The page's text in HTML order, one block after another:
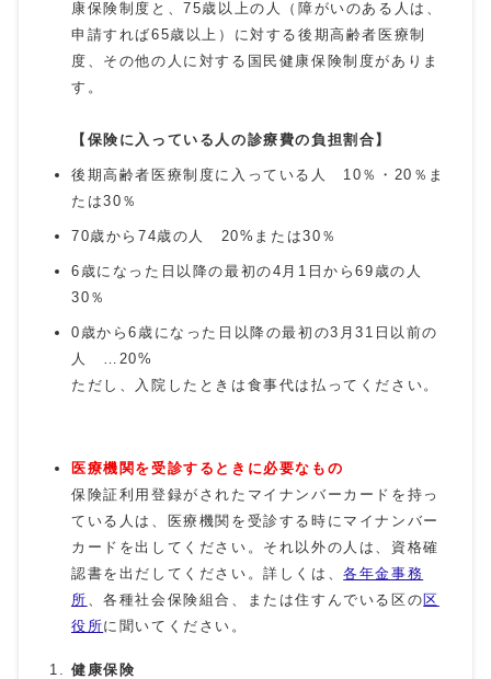
康保険制度と、75歳以上の人（障がいのある人は、
申請すれば65歳以上）に対する後期高齢者医療制
度、その他の人に対する国民健康保険制度がありま
す。
【保険に入っている人の診療費の負担割合】
後期高齢者医療制度に入っている人 10％・20％ま
たは30％
70歳から74歳の人 20%または30％
6歳になった日以降の最初の4月1日から69歳の人
30％
0歳から6歳になった日以降の最初の3月31日以前の
人 …20%
ただし、入院したときは食事代は払ってください。
医療機関を受診するときに必要なもの
保険証利用登録がされたマイナンバーカードを持っ
ている人は、医療機関を受診する時にマイナンバー
カードを出してください。それ以外の人は、資格確
認書を出だしてください。詳しくは、各年金事務
所
、各種社会保険組合、または住すんでいる区の区
役所に聞いてください。
健康保険